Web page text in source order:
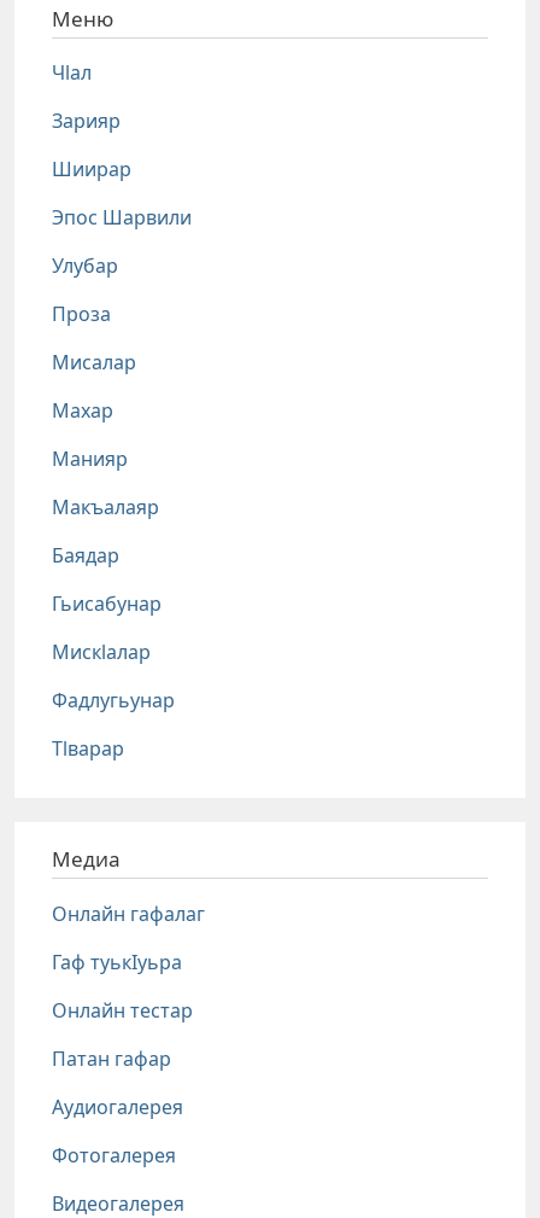
Меню
Чlал
Зарияр
Шиирар
Эпос Шарвили
Улубар
Проза
Мисалар
Махар
Манияр
Макъалаяр
Баядар
Гьисабунар
Мискlалар
Фадлугьунар
Тlварар
Медиа
Онлайн гафалаг
Гаф туькIуьра
Онлайн тестар
Патан гафар
Аудиогалерея
Фотогалерея
Видеогалерея